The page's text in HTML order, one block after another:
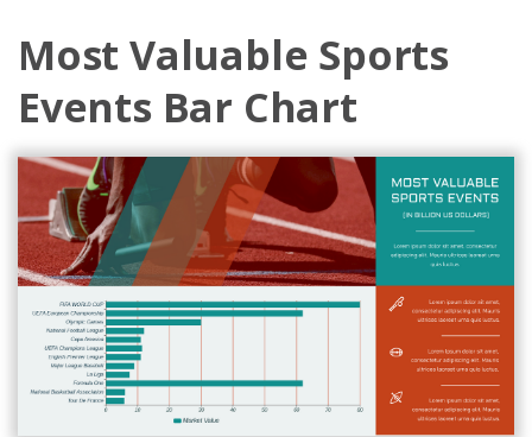
Most Valuable Sports
Events Bar Chart